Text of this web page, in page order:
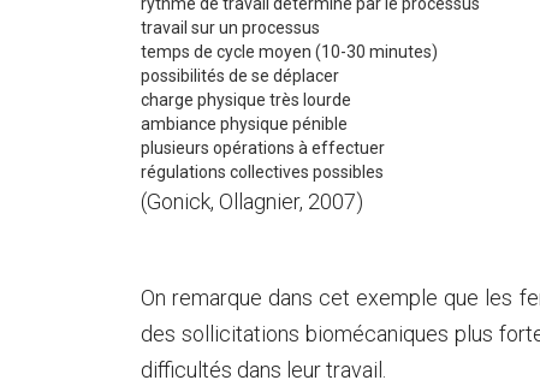
travail sur un processus
temps de cycle moyen (10-30 minutes)
possibilités de se déplacer
charge physique très lourde
ambiance physique pénible
plusieurs opérations à effectuer
régulations collectives possibles
(Gonick, Ollagnier, 2007)
On remarque dans cet exemple que les
des sollicitations biomécaniques plus
difficultés dans leur travail.